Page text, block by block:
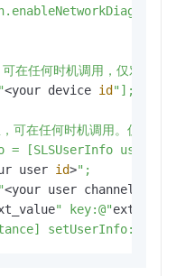
在任何时机调用，仅对新产
<your device id "];
可在任何时机调用。仅对新
= [SLSUserInfo
user id>";
<your user channel
" key:@"ext_key